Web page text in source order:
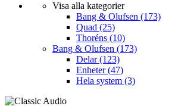
Visa alla kategorier
Bang & Olufsen (173)
Quad (25)
Thoréns (10)
Bang & Olufsen (173)
Delar(123)
Enheter(47)
Hela system (3)